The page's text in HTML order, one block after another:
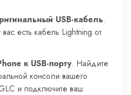
USB-кабель.
есть кабель Lightning от
к USB-порту. Найдите
консоли вашего
и подключите ваш